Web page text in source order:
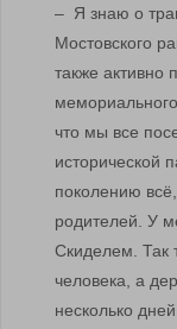
– Я знаю о
Мостовского
также активно
что мы все
исторической
поколению
родителей. У
Скиделем. Так
человека, а
несколько